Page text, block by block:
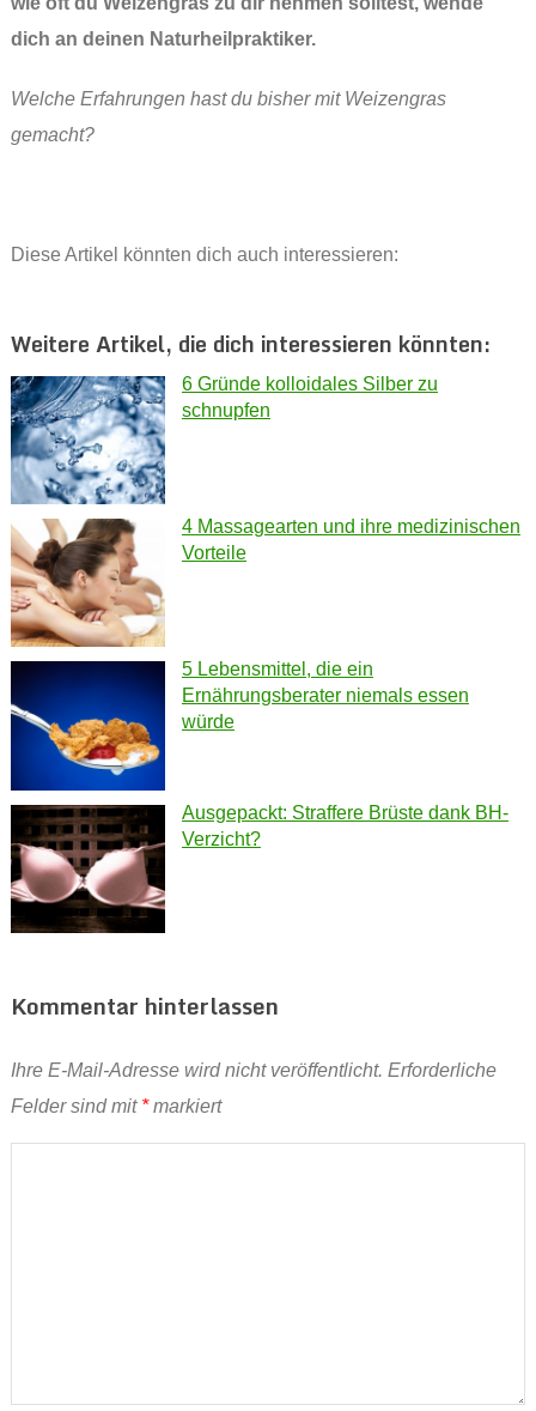
dich an deinen Naturheilpraktiker.
Welche Erfahrungen hast du bisher mit Weizengras
gemacht?
Diese Artikel könnten dich auch interessieren:
Weitere Artikel, die dich interessieren könnten:
6 Gründe kolloidales Silber zu
schnupfen
4 Massagearten und ihre medizinischen
Vorteile
5 Lebensmittel, die ein
Ernährungsberater niemals essen
würde
Ausgepackt: Straffere Brüste dank BH-
Verzicht?
Kommentar hinterlassen
Ihre E-Mail-Adresse wird nicht veröffentlicht. Erforderliche
Felder sind mit *markiert